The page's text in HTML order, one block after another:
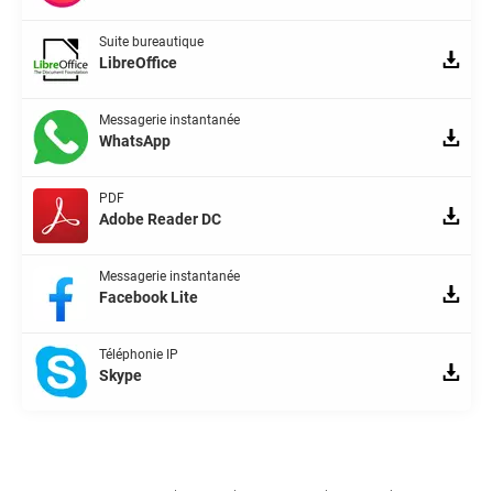
Suite bureautique
LibreOffice
Messagerie instantanée
WhatsApp
PDF
Adobe Reader DC
Messagerie instantanée
Facebook Lite
Téléphonie IP
Skype